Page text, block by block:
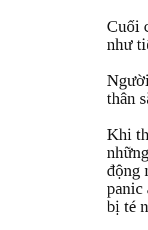
Cuối
như
thân
Khi
động
panic
bị té